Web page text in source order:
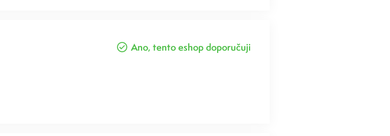
Ano, tento eshop doporučuji